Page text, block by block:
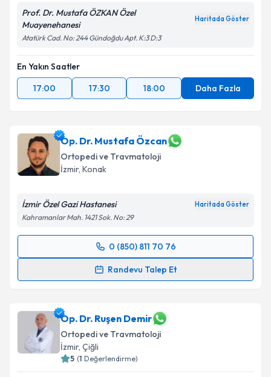
kapsamda işlenmesini kabul ediyorum.
Takvim Talebini Gönder
Prof. Dr. Mustafa ÖZKAN Özel
Muayenehanesi
Haritada Göster
Atatürk Cad. No: 244 Gündoğdu Apt. K:3 D:3
En Yakın Saatler
17:00
17:30 18:00 Daha Fazla
Op. Dr. Mustafa Özcan
Ortopedi ve Travmatoloji
İzmir, Konak
İzmir Özel Gazi Hastanesi Haritada Göster
Kahramanlar Mah. 1421 Sok. No: 29
0 (850) 811 70 76
Randevu Talep Et
Randevu Takvimi Talebi
takvim hazırlandığında e-posta ile bilgilendireceğiz.
E-posta Adresiniz
Op. Dr. Ruşen Demir
Ortopedi ve Travmatoloji
İzmir, Çiğli
5 (1 Değerlendirme)